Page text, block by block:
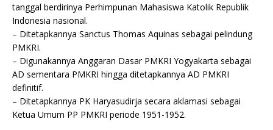
tanggal berdirinya Perhimpunan Mahasiswa Katolik Republik
Indonesia nasional.
– Ditetapkannya Sanctus Thomas Aquinas sebagai pelindung
PMKRI.
– Digunakannya Anggaran Dasar PMKRI Yogyakarta sebagai
AD sementara PMKRI hingga ditetapkannya AD PMKRI
definitif.
– Ditetapkannya PK Haryasudirja secara aklamasi sebagai
Ketua Umum PP PMKRI periode 1951-1952.